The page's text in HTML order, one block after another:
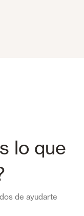
lo que
de ayudarte